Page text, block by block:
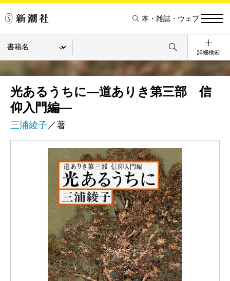
本・雑誌・ウェブ
詳細検索
光あるうちに―道ありき第三部 信
仰入門編―
三浦綾子 ／著